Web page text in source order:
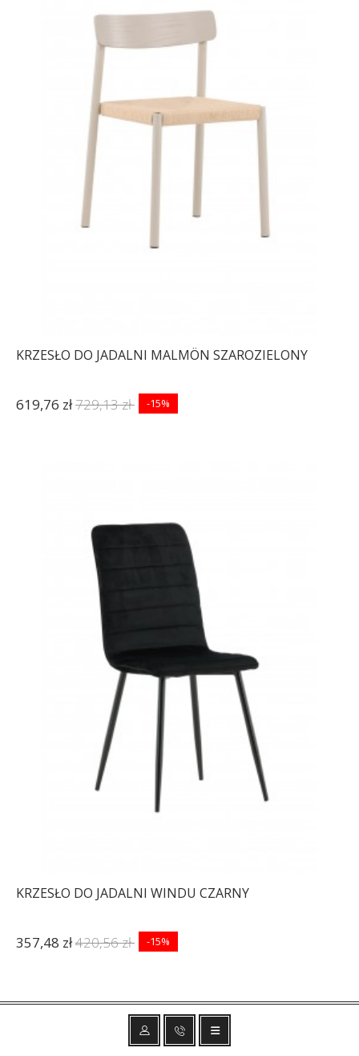
KRZESŁO DO JADALNI MALMÖN SZAROZIELONY
619,76 zł729,13 zł -15%
KRZESŁO DO JADALNI WINDU CZARNY
357,48 zł420,56 zł -15%